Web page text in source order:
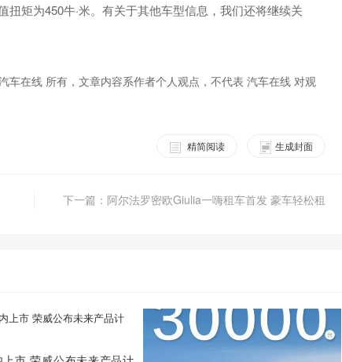
矩为450牛·米。有关于其他车型信息，我们还将继续关
车在线 所有，文章内容系作者个人观点，不代表 汽车在线 对观
生成封面
精简阅读
下一篇：阿尔法罗密欧Giulia一嗨租车首发 豪车轻松租